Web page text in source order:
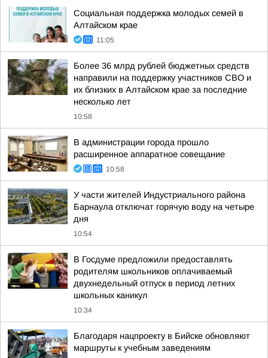
Социальная поддержка молодых семей в
Алтайском крае
11:05
Более 36 млрд рублей бюджетных средств
направили на поддержку участников СВО и
их близких в Алтайском крае за последние
несколько лет
10:58
В администрации города прошло
расширенное аппаратное совещание
10:58
У части жителей Индустриального района
Барнаула отключат горячую воду на четыре
дня
10:54
В Госдуме предложили предоставлять
родителям школьников оплачиваемый
двухнедельный отпуск в период летних
школьных каникул
10:34
Благодаря нацпроекту в Бийске обновляют
маршруты к учебным заведениям